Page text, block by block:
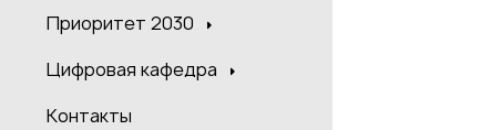
Приоритет 2030
Цифровая кафедра
Контакты